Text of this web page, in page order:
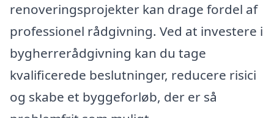
renoveringsprojekter kan drage fordel af
professionel rådgivning. Ved at investere i
bygherrerådgivning kan du tage
kvalificerede beslutninger, reducere risici
og skabe et byggeforløb, der er så